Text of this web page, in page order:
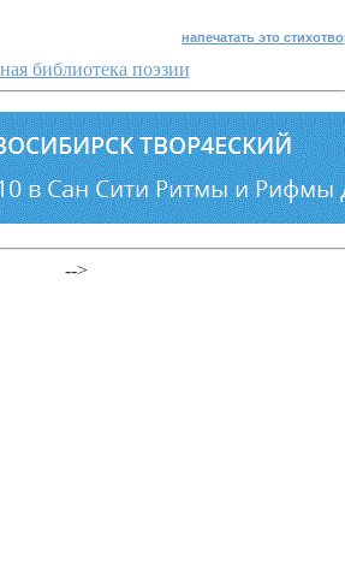
напечатать это
библиотека поэзии
-->